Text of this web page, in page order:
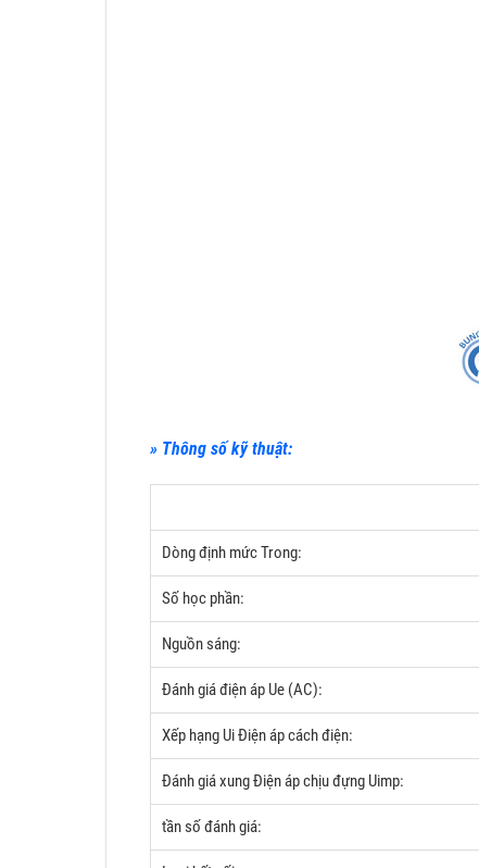
» Thông số kỹ thuật:
Dòng định mức Trong:
Số học phần:
Nguồn sáng:
Đánh giá điện áp Ue (AC):
Xếp hạng Ui Điện áp cách điện:
Đánh giá xung Điện áp chịu đựng Uimp:
tần số đánh giá: